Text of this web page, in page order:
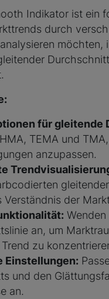
Indikator ist ein
durch
möchten,
für gleitende
TEMA und
anzupassen.
Verständnis der
an, um
zu
Einstellungen:
und den
an.